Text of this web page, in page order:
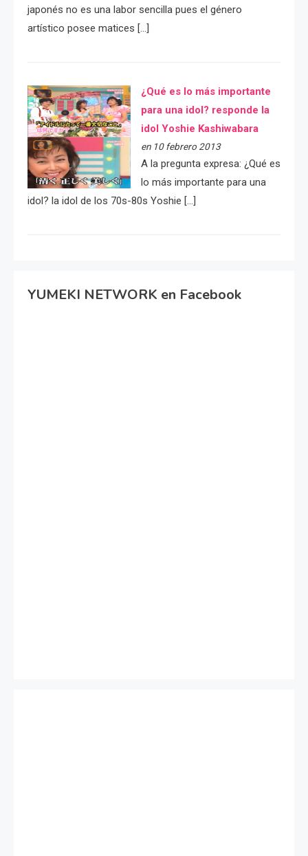
japonés no es una labor sencilla pues el género
artístico posee matices […]
¿Qué es lo más importante
para una idol? responde la
idol Yoshie Kashiwabara
en 10 febrero 2013
A la pregunta expresa: ¿Qué es
lo más importante para una
idol? la idol de los 70s-80s Yoshie […]
YUMEKI NETWORK en Facebook